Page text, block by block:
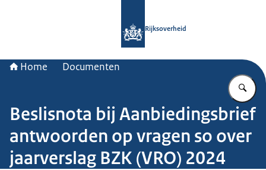
Rijksoverheid
Home Documenten
Beslisnota bij Aanbiedingsbrief
antwoorden op vragen so over
jaarverslag BZK (VRO) 2024